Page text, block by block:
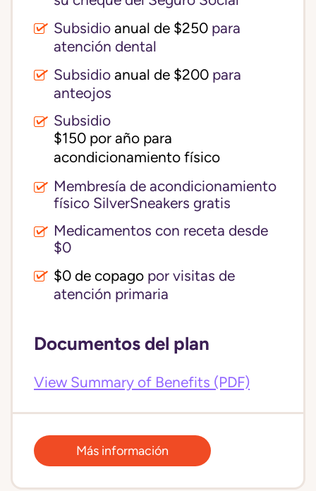
Subsidio anual de $250 para
atención dental
Subsidio anual de $200 para
anteojos
Subsidio
$150 por año para
acondicionamiento físico
Membresía de acondicionamiento
físico SilverSneakers gratis
Medicamentos con receta desde
$0
$0 de copago por visitas de
atención primaria
Documentos del plan
View Summary of Benefits (PDF)
Más información